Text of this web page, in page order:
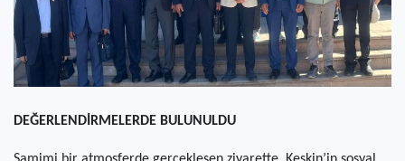
Yerel (current)
İller(current)
DEĞERLENDİRMELERDE BULUNULDU